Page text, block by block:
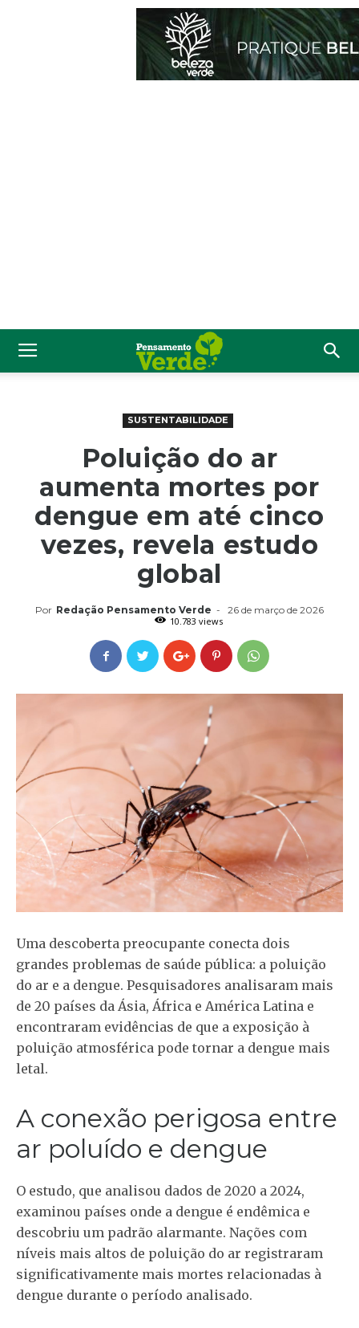
SUSTENTABILIDADE
Poluição do ar
aumenta mortes por
dengue em até cinco
vezes, revela estudo
global
Por Redação Pensamento Verde -
26 de março de 2026
10.783 views
Uma descoberta preocupante conecta dois
grandes problemas de saúde pública: a poluição
do ar e a dengue. Pesquisadores analisaram mais
de 20 países da Ásia, África e América Latina e
encontraram evidências de que a exposição à
poluição atmosférica pode tornar a dengue mais
letal.
A conexão perigosa entre
ar poluído e dengue
O estudo, que analisou dados de 2020 a 2024,
examinou países onde a dengue é endêmica e
descobriu um padrão alarmante. Nações com
níveis mais altos de poluição do ar registraram
significativamente mais mortes relacionadas à
dengue durante o período analisado.